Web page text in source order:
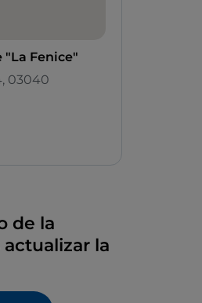
"La Fenice"
03040
de la
la